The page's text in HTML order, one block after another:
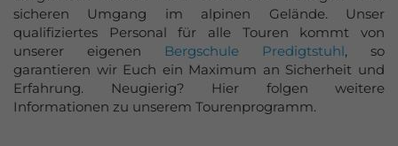
sicheren Umgang im alpinen Gelände. Unser
qualifiziertes Personal für alle Touren kommt von
unserer eigenen Bergschule Predigtstuhl, so
garantieren wir Euch ein Maximum an Sicherheit und
Erfahrung. Neugierig? Hier folgen weitere
Informationen zu unserem Tourenprogramm.